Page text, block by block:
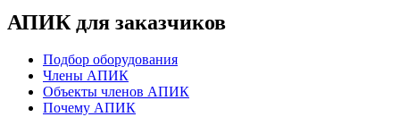
АПИК для заказчиков
Подбор оборудования
Члены АПИК
Объекты членов АПИК
Почему АПИК